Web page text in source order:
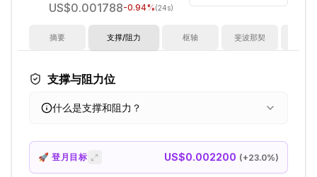
US$0.001788-0.94%(24s)
摘要 支撑/阻力 枢轴 斐波那契
支撑与阻力位
什么是支撑和阻力？
🚀 登月目标 US$0.002200 (+23.0%)